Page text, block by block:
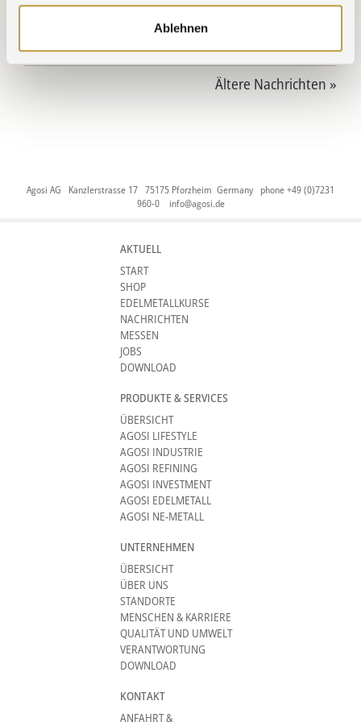
Ablehnen
30.09.2025 » Führungsspitze zu Gast bei Agosi
Ältere Nachrichten »
Agosi AG Kanzlerstrasse 17 75175 Pforzheim Germany phone +49 (0)7231
960-0 info@agosi.de
AKTUELL
START
SHOP
EDELMETALLKURSE
NACHRICHTEN
MESSEN
JOBS
DOWNLOAD
PRODUKTE & SERVICES
ÜBERSICHT
AGOSI LIFESTYLE
AGOSI INDUSTRIE
AGOSI REFINING
AGOSI INVESTMENT
AGOSI EDELMETALL
AGOSI NE-METALL
UNTERNEHMEN
ÜBERSICHT
ÜBER UNS
STANDORTE
MENSCHEN & KARRIERE
QUALITÄT UND UMWELT
VERANTWORTUNG
DOWNLOAD
KONTAKT
ANFAHRT &